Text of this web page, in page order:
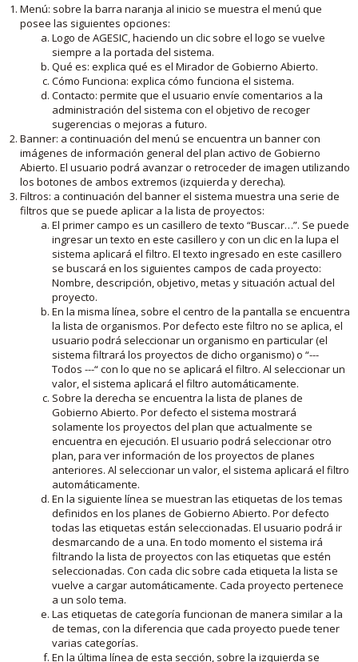
Menú: sobre la barra naranja al inicio se muestra el menú que
posee las siguientes opciones:
Logo de AGESIC, haciendo un clic sobre el logo se vuelve
siempre a la portada del sistema.
Qué es: explica qué es el Mirador de Gobierno Abierto.
Cómo Funciona: explica cómo funciona el sistema.
Contacto: permite que el usuario envíe comentarios a la
administración del sistema con el objetivo de recoger
sugerencias o mejoras a futuro.
Banner: a continuación del menú se encuentra un banner con
imágenes de información general del plan activo de Gobierno
Abierto. El usuario podrá avanzar o retroceder de imagen utilizando
los botones de ambos extremos (izquierda y derecha).
Filtros: a continuación del banner el sistema muestra una serie de
filtros que se puede aplicar a la lista de proyectos:
El primer campo es un casillero de texto “Buscar…”. Se puede
ingresar un texto en este casillero y con un clic en la lupa el
sistema aplicará el filtro. El texto ingresado en este casillero
se buscará en los siguientes campos de cada proyecto:
Nombre, descripción, objetivo, metas y situación actual del
proyecto.
En la misma línea, sobre el centro de la pantalla se encuentra
la lista de organismos. Por defecto este filtro no se aplica, el
usuario podrá seleccionar un organismo en particular (el
sistema filtrará los proyectos de dicho organismo) o “---
Todos ---“ con lo que no se aplicará el filtro. Al seleccionar un
valor, el sistema aplicará el filtro automáticamente.
Sobre la derecha se encuentra la lista de planes de
Gobierno Abierto. Por defecto el sistema mostrará
solamente los proyectos del plan que actualmente se
encuentra en ejecución. El usuario podrá seleccionar otro
plan, para ver información de los proyectos de planes
anteriores. Al seleccionar un valor, el sistema aplicará el filtro
automáticamente.
En la siguiente línea se muestran las etiquetas de los temas
definidos en los planes de Gobierno Abierto. Por defecto
todas las etiquetas están seleccionadas. El usuario podrá ir
desmarcando de a una. En todo momento el sistema irá
filtrando la lista de proyectos con las etiquetas que estén
seleccionadas. Con cada clic sobre cada etiqueta la lista se
vuelve a cargar automáticamente. Cada proyecto pertenece
a un solo tema.
Las etiquetas de categoría funcionan de manera similar a la
de temas, con la diferencia que cada proyecto puede tener
varias categorías.
En la última línea de esta sección, sobre la izquierda se